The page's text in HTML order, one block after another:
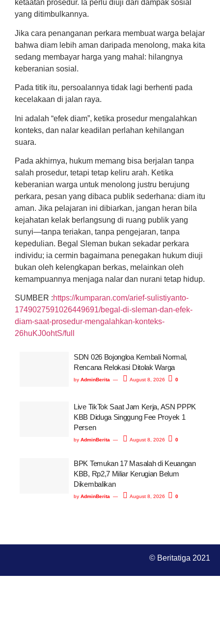
ketaatan prosedur. Ia perlu diuji dari dampak sosial
yang ditimbulkannya.
Jika cara penanganan perkara membuat warga belajar
bahwa diam lebih aman daripada menolong, maka kita
sedang membayar harga yang mahal: hilangnya
keberanian sosial.
Pada titik itu, persoalannya tidak lagi berhenti pada
kecelakaan di jalan raya.
Ini adalah “efek diam”, ketika prosedur mengalahkan
konteks, dan nalar keadilan perlahan kehilangan
suara.
Pada akhirnya, hukum memang bisa berjalan tanpa
salah prosedur, tetapi tetap keliru arah. Ketika
keberanian warga untuk menolong justru berujung
perkara, pesan yang dibaca publik sederhana: diam itu
aman. Jika pelajaran ini dibiarkan, jangan heran bila
kejahatan kelak berlangsung di ruang publik yang
sunyi—tanpa teriakan, tanpa pengejaran, tanpa
kepedulian. Begal Sleman bukan sekadar perkara
individu; ia cermin bagaimana penegakan hukum diuji
bukan oleh kelengkapan berkas, melainkan oleh
kemampuannya menjaga nalar dan nurani tetap hidup.
SUMBER :https://kumparan.com/arief-sulistiyanto-
1749027591026449691/begal-di-sleman-dan-efek-
diam-saat-prosedur-mengalahkan-konteks-
26huKJ0ohtS/full
SDN 026 Bojongloa Kembali Normal,
Rencana Relokasi Ditolak Warga
by AdminBerita August 8, 2026 0
Live TikTok Saat Jam Kerja, ASN PPPK
KBB Diduga Singgung Fee Proyek 1
Persen
by AdminBerita August 8, 2026 0
BPK Temukan 17 Masalah di Keuangan
KBB, Rp2,7 Miliar Kerugian Belum
Dikembalikan
by AdminBerita August 8, 2026 0
© Beritatiga 2021